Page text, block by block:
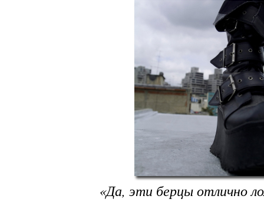
«Да, эти берцы отлично